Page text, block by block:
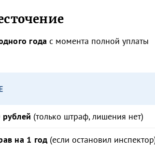
года с момента полной уплаты
(только штраф, лишения нет)
на 1 год (если остановил